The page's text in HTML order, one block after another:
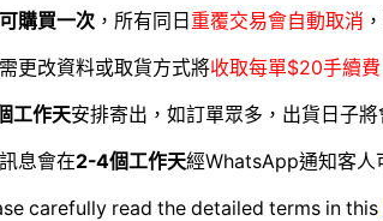
購買一次 ，所有同日 重覆交易會自動取消
更改資料或取貨方式將收取每單$20手續費
工作天安排寄出，如訂單眾多，出貨日子
息會在2-4個工作天經WhatsApp通知客人
carefully read the detailed terms in this